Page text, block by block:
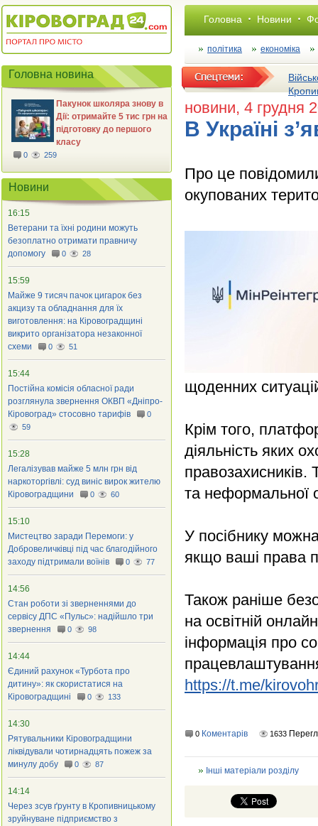
Головна Новини
політика економіка
новини, 4 грудня
В Україні
Про це
окупованих
щоденних
Крім того,
діяльність яких
та неформальної
У посібнику
якщо ваші права
Також раніше
на освітній
інформація про
https://t.me/
0 Коментарів 1633
Інші матеріали розділу
Головна новина
Пакунок школяра знову в
Дії: отримайте 5 тис грн на
підготовку до першого
класу
0 259
Новини
16:15
Ветерани та їхні родини можуть
безоплатно отримати правничу
допомогу
0 28
15:59
Майже 9 тисяч пачок цигарок без
акцизу та обладнання для їх
виготовлення: на Кіровоградщині
викрито організатора незаконної
схеми
0 51
15:44
Постійна комісія обласної ради
розглянула звернення ОКВП «Дніпро-
Кіровоград» стосовно тарифів
0
59
15:28
Легалізував майже 5 млн грн від
наркоторгівлі: суд виніс вирок жителю
Кіровоградщини
0 60
15:10
Мистецтво заради Перемоги: у
Добровеличківці під час благодійного
заходу підтримали воїнів
0 77
14:56
Стан роботи зі зверненнями до
сервісу ДПС «Пульс»: надійшло три
звернення
0 98
14:44
Єдиний рахунок «Турбота про
дитину»: як скористатися на
Кіровоградщині
0 133
14:30
Рятувальники Кіровоградщини
ліквідували чотирнадцять пожеж за
минулу добу
0 87
14:14
Через зсув ґрунту в Кропивницькому
зруйнуване підприємство з